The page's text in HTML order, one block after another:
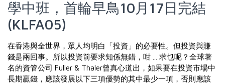
學中班，首輪早鳥10月17日完結
(KLFA05)
在香港與全世界，眾人均明白「投資」的必要性。但投資與賺
錢是兩回事。所以投資前要求知係無錯，咁 ... 求乜呢？全球著
名的資管公司 Fuller & Thaler曾真心道出，如果要在投資市場中
長期贏錢，應該發展以下三項優勢的其中最少一項，否則應該